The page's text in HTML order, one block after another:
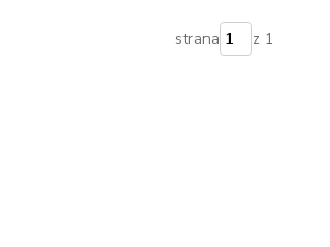
strana z 1